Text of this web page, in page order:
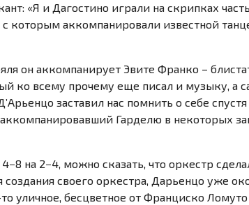
«Я и Дагостино играли на скрипках
которым аккомпанировали известной
он аккомпанирует Эвите Франко –
ко всему прочему еще писал и музыку, а
заставил нас помнить о себе
Гарделю в некоторых
на 2−4, можно сказать, что оркестр
своего оркестра, Дарьенцо уже
уличное, бесцветное от Франциско Ломуто